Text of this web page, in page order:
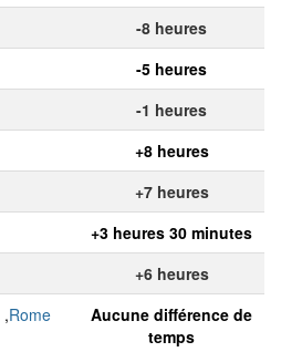
-8 heures
-5 heures
-1 heures
+8 heures
+7 heures
+3 heures 30 minutes
+6 heures
,Rome
Aucune différence de
temps